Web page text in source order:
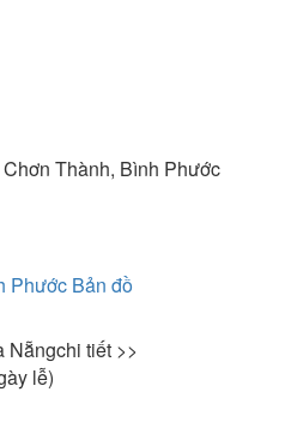
Thành, Bình Phước
Phước Bản đồ
Nẵngchi tiết >>
lễ)